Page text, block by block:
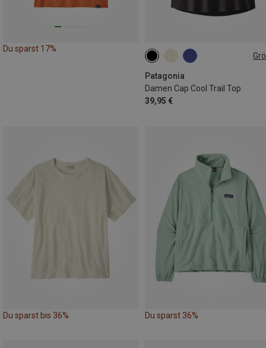
Du sparst 17%
Patagonia
Damen Cap Cool Trail Top
39,95 €
XS
Du sparst bis 36% Du sparst 36%